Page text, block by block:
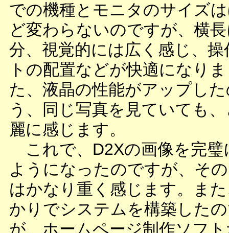
での機種とモニタのサイズ
ど変わらないのですが、横
分、視覚的には広く感じ、
トの配置などが快適になり
た、液晶の性能がアップし
う、同じ写真を見ていても
麗に感じます。
これで、D2Xの画像を完璧
ようになったのですが、そ
はかなり重く感じます。ま
かりでシステムを構築した
が、ホームページ制作ソフ